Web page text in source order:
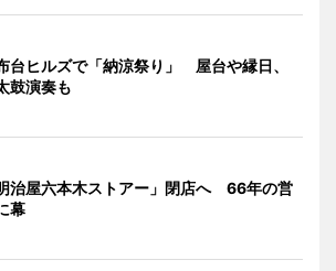
台ヒルズで「納涼祭り」 屋台や縁日、
鼓演奏も
明治屋六本木ストアー」閉店へ 66年の営
幕